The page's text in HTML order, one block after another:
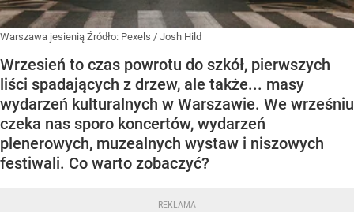
Warszawa jesienią Źródło: Pexels / Josh Hild
Wrzesień to czas powrotu do szkół, pierwszych
liści spadających z drzew, ale także... masy
wydarzeń kulturalnych w Warszawie. We wrześniu
czeka nas sporo koncertów, wydarzeń
plenerowych, muzealnych wystaw i niszowych
festiwali. Co warto zobaczyć?